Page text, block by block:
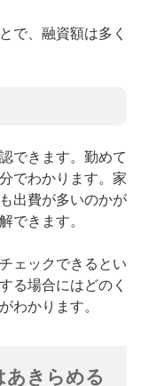
で、融資額は多く
できます。勤めて
でわかります。家
出費が多いのかが
できます。
ェックできるとい
る場合にはどのく
わかります。
あきらめる